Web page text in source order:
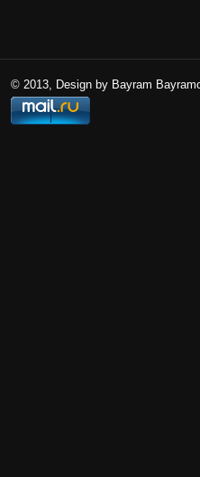
© 2013, Design by Bayram